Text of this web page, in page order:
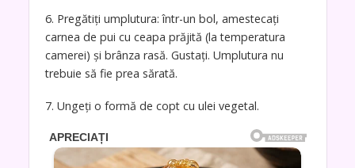
6. Pregătiți umplutura: într-un bol, amestecați
carnea de pui cu ceapa prăjită (la temperatura
camerei) și brânza rasă. Gustați. Umplutura nu
trebuie să fie prea sărată.
7. Ungeți o formă de copt cu ulei vegetal.